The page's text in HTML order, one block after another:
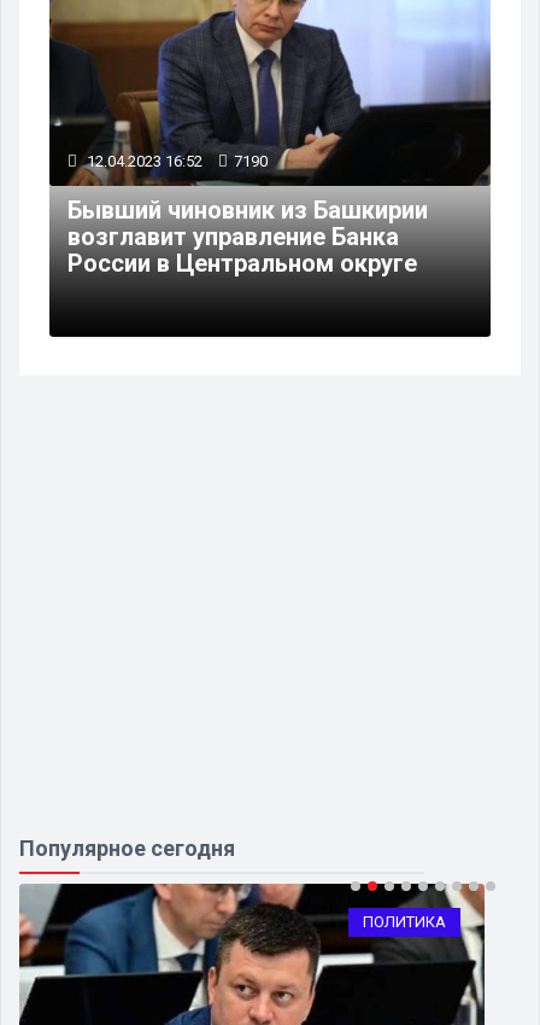
12.04.2023 16:52 7190
Бывший чиновник из Башкирии
возглавит управление Банка
России в Центральном округе
Популярное сегодня
ПОЛИТИКА